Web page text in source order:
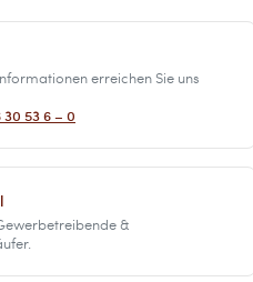
erreichen Sie uns
53 6 – 0
&